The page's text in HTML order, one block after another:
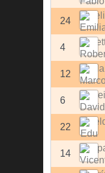
24
4
12
6
22
14